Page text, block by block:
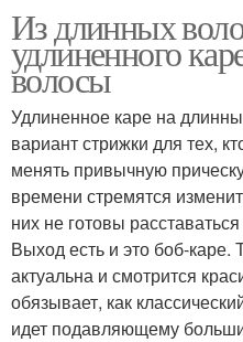
Из длинных
удлиненного
волосы
Удлиненное каре на
вариант стрижки для тех,
менять привычную
времени стремятся
них не готовы
Выход есть и это боб-каре.
актуальна и смотрится
обязывает, как
идет подавляющему